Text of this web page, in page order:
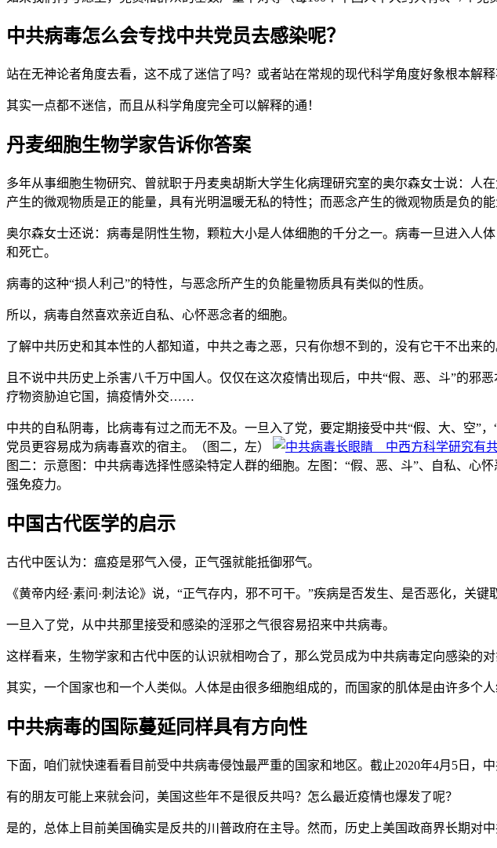
中共病毒怎么会专找中共党员去感染呢？
站在无神论者角度去看，这不成了迷信了吗？或者站在常规的现代科学角度好象根本解
其实一点都不迷信，而且从科学角度完全可以解释的通！
丹麦细胞生物学家告诉你答案
多年从事细胞生物研究、曾就职于丹麦奥胡斯大学生化病理研究室的奥尔森女士说：
产生的微观物质是正的能量，具有光明温暖无私的特性；而恶念产生的微观物质是负的能
奥尔森女士还说：病毒是阴性生物，颗粒大小是人体细胞的千分之一。病毒一旦进入人
和死亡。
病毒的这种“损人利己”的特性，与恶念所产生的负能量物质具有类似的性质。
所以，病毒自然喜欢亲近自私、心怀恶念者的细胞。
了解中共历史和其本性的人都知道，中共之毒之恶，只有你想不到的，没有它干不出来的
且不说中共历史上杀害八千万中国人。仅仅在这次疫情出现后，中共“假、恶、斗”的邪
疗物资胁迫它国，搞疫情外交……
中共的自私阴毒，比病毒有过之而无不及。一旦入了党，要定期接受中共“假、大、空”
党员更容易成为病毒喜欢的宿主。（图二，左）
图二：示意图：中共病毒选择性感染特定人群的细胞。左图：“假、恶、斗”、自私、
强免疫力。
中国古代医学的启示
古代中医认为：瘟疫是邪气入侵，正气强就能抵御邪气。
《黄帝内经·素问·刺法论》说，“正气存内，邪不可干。”疾病是否发生、是否恶化，关
一旦入了党，从中共那里接受和感染的淫邪之气很容易招来中共病毒。
这样看来，生物学家和古代中医的认识就相吻合了，那么党员成为中共病毒定向感染的对
其实，一个国家也和一个人类似。人体是由很多细胞组成的，而国家的肌体是由许多个
中共病毒的国际蔓延同样具有方向性
下面，咱们就快速看看目前受中共病毒侵蚀最严重的国家和地区。截止2020年4月5日，
有的朋友可能上来就会问，美国这些年不是很反共吗？怎么最近疫情也爆发了呢？
是的，总体上目前美国确实是反共的川普政府在主导。然而，历史上美国政商界长期对